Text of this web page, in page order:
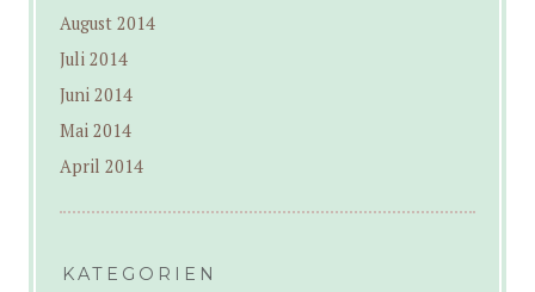
August 2014
Juli 2014
Juni 2014
Mai 2014
April 2014
KATEGORIEN